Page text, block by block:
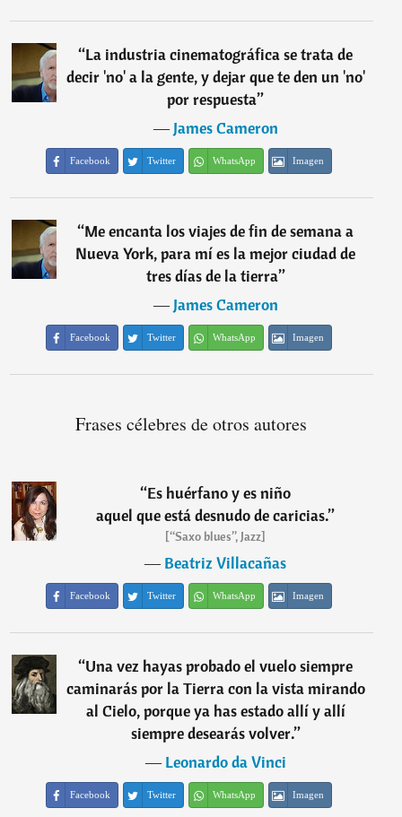
“La industria cinematográfica se trata de
decir 'no' a la gente, y dejar que te den un 'no'
por respuesta”
―James Cameron
Facebook Twitter WhatsApp Imagen
“Me encanta los viajes de fin de semana a
Nueva York, para mí es la mejor ciudad de
tres días de la tierra”
―James Cameron
Facebook Twitter WhatsApp Imagen
Frases célebres de otros autores
“Es huérfano y es niño
aquel que está desnudo de caricias.”
[“Saxo blues”, Jazz]
―Beatriz Villacañas
Facebook Twitter WhatsApp Imagen
“Una vez hayas probado el vuelo siempre
caminarás por la Tierra con la vista mirando
al Cielo, porque ya has estado allí y allí
siempre desearás volver.”
―Leonardo da Vinci
Facebook Twitter WhatsApp Imagen